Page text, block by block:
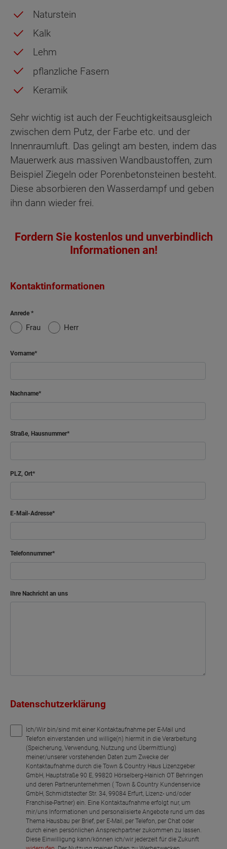
Naturstein
Kalk
Lehm
pflanzliche Fasern
Keramik
Sehr wichtig ist auch der Feuchtigkeitsausgleich
zwischen dem Putz, der Farbe etc. und der
Innenraumluft. Das gelingt am besten, indem das
Mauerwerk aus massiven Wandbaustoffen, zum
Beispiel Ziegeln oder Porenbetonsteinen besteht.
Diese absorbieren den Wasserdampf und geben
ihn dann wieder frei.
Fordern Sie kostenlos und unverbindlich
Informationen an!
Kontaktinformationen
Anrede
Frau Herr
Vorname
Nachname
Straße, Hausnummer
PLZ, Ort
E-Mail-Adresse
Telefonnummer
Ihre Nachricht an uns
Datenschutzerklärung
Ich/Wir bin/sind mit einer Kontaktaufnahme per E-Mail und
Telefon einverstanden und willige(n) hiermit in die Verarbeitung
(Speicherung, Verwendung, Nutzung und Übermittlung)
meiner/unserer vorstehenden Daten zum Zwecke der
Kontaktaufnahme durch die Town & Country Haus Lizenzgeber
GmbH, Hauptstraße 90 E, 99820 Hörselberg-Hainich OT Behringen
und deren Partnerunternehmen ( Town & Country Kundenservice
GmbH, Schmidtstedter Str. 34, 99084 Erfurt, Lizenz- und/oder
Franchise-Partner) ein. Eine Kontaktaufnahme erfolgt nur, um
mir/uns Informationen und personalisierte Angebote rund um das
Thema Hausbau per Brief, per E-Mail, per Telefon, per Chat oder
durch einen persönlichen Ansprechpartner zukommen zu lassen.
Diese Einwilligung kann/können ich/wir jederzeit für die Zukunft